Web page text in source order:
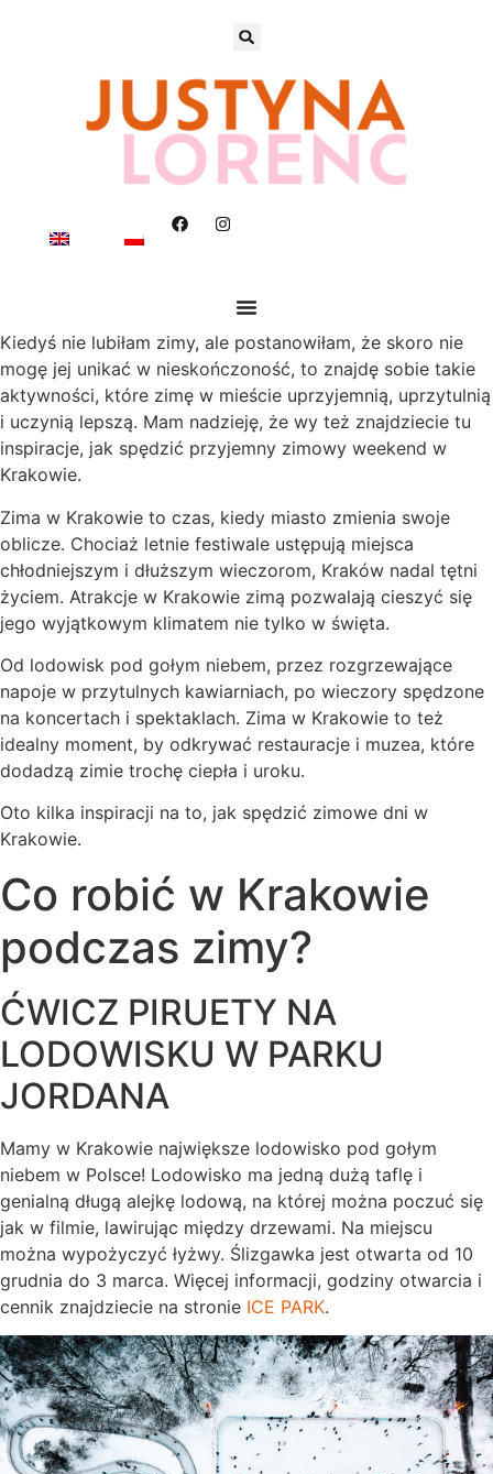
Kiedyś nie lubiłam zimy, ale postanowiłam, że skoro nie
mogę jej unikać w nieskończoność, to znajdę sobie takie
aktywności, które zimę w mieście uprzyjemnią, uprzytulnią
i uczynią lepszą. Mam nadzieję, że wy też znajdziecie tu
inspiracje, jak spędzić przyjemny zimowy weekend w
Krakowie.
Zima w Krakowie to czas, kiedy miasto zmienia swoje
oblicze. Chociaż letnie festiwale ustępują miejsca
chłodniejszym i dłuższym wieczorom, Kraków nadal tętni
życiem. Atrakcje w Krakowie zimą pozwalają cieszyć się
jego wyjątkowym klimatem nie tylko w święta.
Od lodowisk pod gołym niebem, przez rozgrzewające
napoje w przytulnych kawiarniach, po wieczory spędzone
na koncertach i spektaklach. Zima w Krakowie to też
idealny moment, by odkrywać restauracje i muzea, które
dodadzą zimie trochę ciepła i uroku.
Oto kilka inspiracji na to, jak spędzić zimowe dni w
Krakowie.
Co robić w Krakowie
podczas zimy?
ĆWICZ PIRUETY NA
LODOWISKU W PARKU
JORDANA
Mamy w Krakowie największe lodowisko pod gołym
niebem w Polsce! Lodowisko ma jedną dużą taflę i
genialną długą alejkę lodową, na której można poczuć się
jak w filmie, lawirując między drzewami. Na miejscu
można wypożyczyć łyżwy. Ślizgawka jest otwarta od 10
grudnia do 3 marca. Więcej informacji, godziny otwarcia i
cennik znajdziecie na stronie ICE PARK.